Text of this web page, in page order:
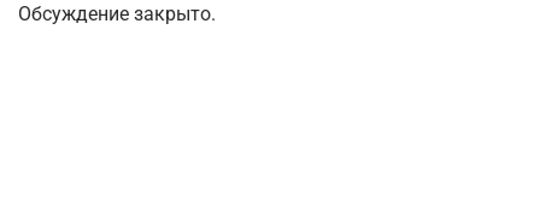
Обсуждение закрыто.